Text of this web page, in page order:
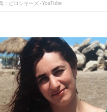
：ピロシキーズ - YouTube